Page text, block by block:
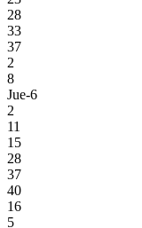
28
33
37
2
8
Jue-6
2
11
15
28
37
40
16
5